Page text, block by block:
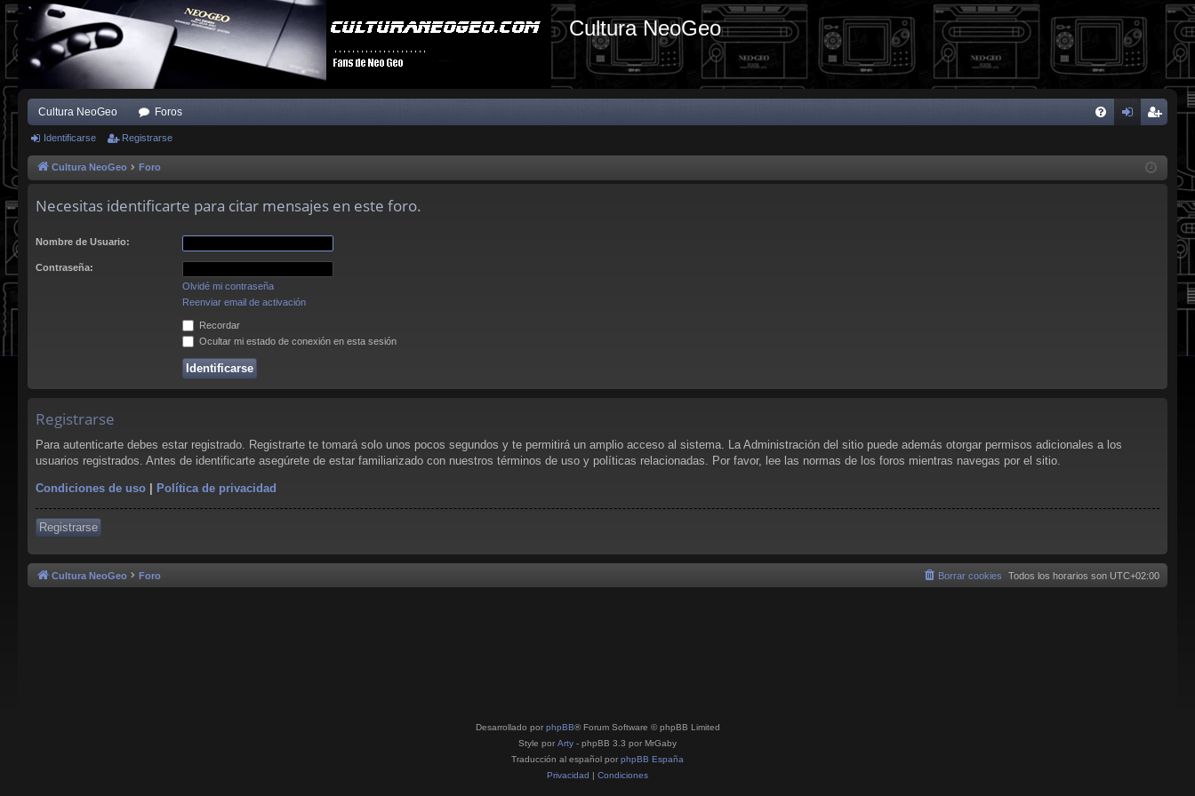
Cultura NeoGeo
Cultura NeoGeo Foros
ist
Identificarse Registrarse
Cultura NeoGeo Foro
Necesitas identificarte para citar mensajes en este foro.
Nombre de Usuario:
Contraseña:
Olvidé mi contraseña
Reenviar email de activación
Recordar
Ocultar mi estado de conexión en esta sesión
Registrarse
Para autenticarte debes estar registrado. Registrarte te tomará solo unos pocos segundos y te permitirá un amplio acceso al sistema. La Administración del sitio puede además otorgar permisos adicionales a los
usuarios registrados. Antes de identificarte asegúrete de estar familiarizado con nuestros términos de uso y políticas relacionadas. Por favor, lee las normas de los foros mientras navegas por el sitio.
Condiciones de uso | Política de privacidad
Registrarse
Cultura NeoGeo Foro Todos los horarios son UTC+02:00
Borrar cookies
Desarrollado por phpBB® Forum Software © phpBB Limited
Style por Arty - phpBB 3.3 por MrGaby
Traducción al español por phpBB España
Privacidad | Condiciones